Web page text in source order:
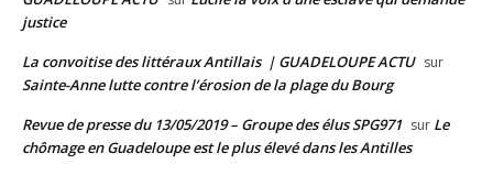
justice
La convoitise des littéraux Antillais | GUADELOUPE ACTU sur
Sainte-Anne lutte contre l’érosion de la plage du Bourg
Revue de presse du 13/05/2019 – Groupe des élus SPG971 sur Le
chômage en Guadeloupe est le plus élevé dans les Antilles